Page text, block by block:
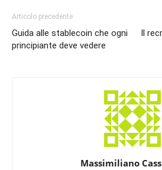
Articolo precedente
Guida alle stablecoin che ogni
principiante deve vedere
Il
Massimiliano